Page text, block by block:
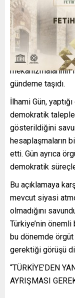
isimlerden geçmiş
Gün’ün,
imza vermesi
neden oldu. İmza
yalnızca kurultay
gündeme taşıdı.
İlhami Gün,
demokratik
gösterildiğini
hesaplaşmaların
etti. Gün ayrıca
demokratik
Bu açıklamaya
mevcut siyasi
olmadığını
Türkiye’nin
bu dönemde örgüt
gerektiği görüşü
“TÜRKİYE’DEN
AYRIŞMASI